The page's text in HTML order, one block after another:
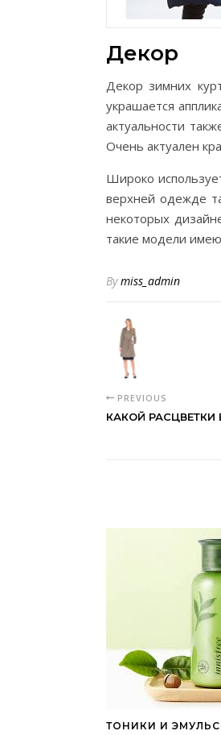
Декор
Декор зимних
украшается
актуальности
Очень актуален
Широко
верхней одежде
некоторых
такие модели
Bymiss_admin
PREVIOUS
КАКОЙ
ТОНИКИ И